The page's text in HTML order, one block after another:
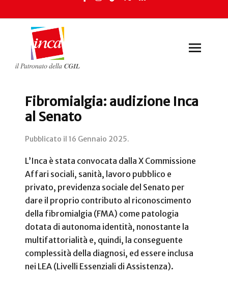
Fibromialgia: audizione Inca
al Senato
Pubblicato il 16 Gennaio 2025.
L’Inca è stata convocata dalla X Commissione
Affari sociali, sanità, lavoro pubblico e
privato, previdenza sociale del Senato per
dare il proprio contributo al riconoscimento
della fibromialgia (FMA) come patologia
dotata di autonoma identità, nonostante la
multifattorialità e, quindi, la conseguente
complessità della diagnosi, ed essere inclusa
nei LEA (Livelli Essenziali di Assistenza).